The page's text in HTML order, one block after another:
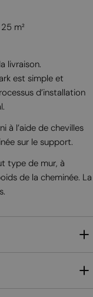
m²
livraison.
est simple et
d’installation
à l’aide de chevilles
sur le support.
type de mur, à
de la cheminée. La